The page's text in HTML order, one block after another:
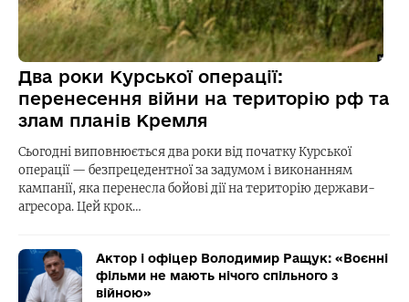
Два роки Курської операції:
перенесення війни на територію рф та
злам планів Кремля
Сьогодні виповнюється два роки від початку Курської
операції — безпрецедентної за задумом і виконанням
кампанії, яка перенесла бойові дії на територію держави-
агресора. Цей крок…
Актор і офіцер Володимир Ращук: «Воєнні
фільми не мають нічого спільного з
війною»